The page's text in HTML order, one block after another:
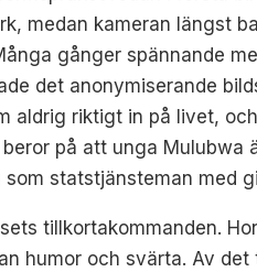
medan kameran längst
gånger spännande
det anonymiserande
aldrig riktigt in på livet,
på att unga Mulubwa
statstjänsteman med
tillkortakommanden.
humor och svärta. Av